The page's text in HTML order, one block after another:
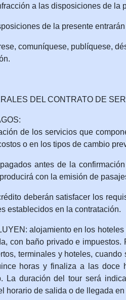
a las disposiciones de
de la presente
comuníquese, publíquese,
DEL CONTRATO DE
de los servicios que
o en los tipos de cambio
antes de la
con la emisión de
deberán satisfacer los
establecidos en la contratación.
alojamiento en los
con baño privado e
terminales y hoteles,
horas y finaliza a las
La duración del tour será
horario de salida o de llegada